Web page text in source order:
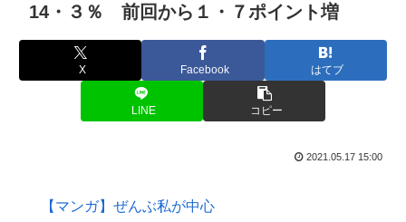
14・３％ 前回から１・７ポイント増
X Facebook はてブ
LINE コピー
2021.05.17 15:00
【マンガ】ぜんぶ私が中心